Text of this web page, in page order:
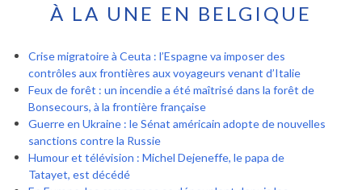
À LA UNE EN BELGIQUE
Crise migratoire à Ceuta : l’Espagne va imposer des
contrôles aux frontières aux voyageurs venant d’Italie
Feux de forêt : un incendie a été maîtrisé dans la forêt de
Bonsecours, à la frontière française
Guerre en Ukraine : le Sénat américain adopte de nouvelles
sanctions contre la Russie
Humour et télévision : Michel Dejeneffe, le papa de
Tatayet, est décédé